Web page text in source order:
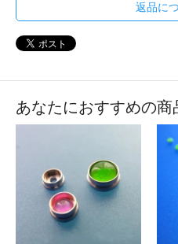
返品に
あなたにおすすめの商